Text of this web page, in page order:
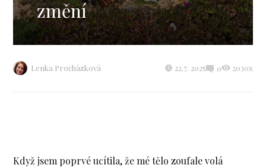
změní
Lenka Procházková 22.7. 2025 0 2030x
Když jsem poprvé ucítila, že mé tělo zoufale volá